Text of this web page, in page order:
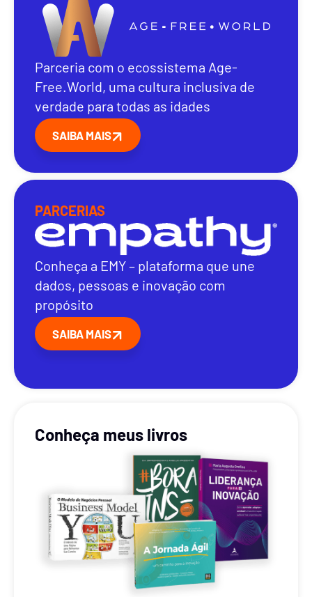
Parceria com o ecossistema Age-
Free.World, uma cultura inclusiva de
verdade para todas as idades
SAIBA MAIS
PARCERIAS
Conheça a EMY – plataforma que une
dados, pessoas e inovação com
propósito
SAIBA MAIS
Conheça meus livros